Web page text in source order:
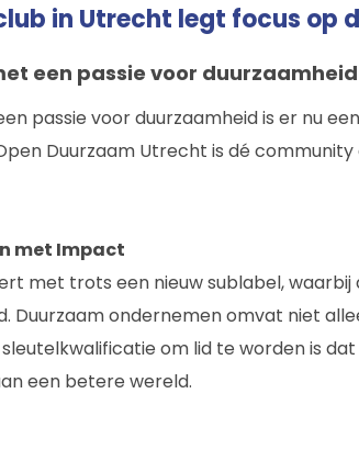
in Utrecht legt focus op
een passie voor
passie voor duurzaamheid is er nu
Duurzaam Utrecht is dé
met Impact
met trots een nieuw sublabel,
Duurzaam ondernemen omvat niet
om lid te worden is
een betere wereld.